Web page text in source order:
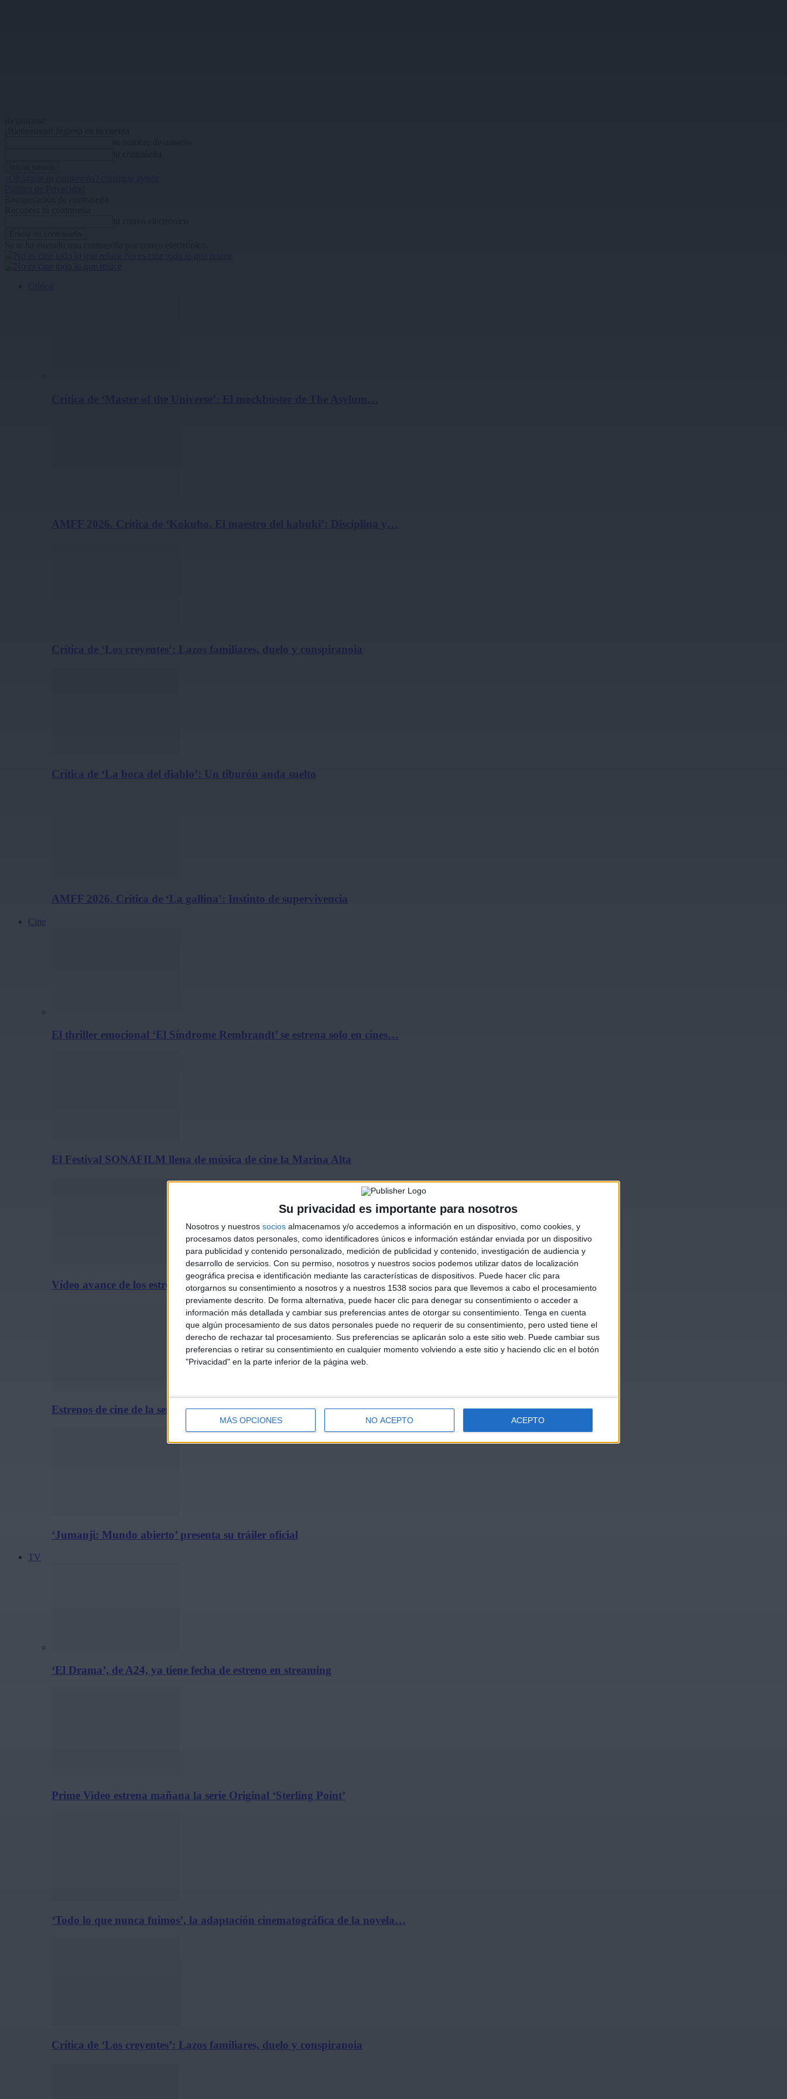
Su privacidad es importante para nosotros
Nosotros y nuestros socios almacenamos y/o accedemos a información en un dispositivo, como cookies, y
procesamos datos personales, como identificadores únicos e información estándar enviada por un dispositivo
para publicidad y contenido personalizado, medición de publicidad y contenido, investigación de audiencia y
desarrollo de servicios. Con su permiso, nosotros y nuestros socios podemos utilizar datos de localización
geográfica precisa e identificación mediante las características de dispositivos. Puede hacer clic para
otorgarnos su consentimiento a nosotros y a nuestros 1538 socios para que llevemos a cabo el procesamiento
previamente descrito. De forma alternativa, puede hacer clic para denegar su consentimiento o acceder a
información más detallada y cambiar sus preferencias antes de otorgar su consentimiento. Tenga en cuenta
que algún procesamiento de sus datos personales puede no requerir de su consentimiento, pero usted tiene el
derecho de rechazar tal procesamiento. Sus preferencias se aplicarán solo a este sitio web. Puede cambiar sus
preferencias o retirar su consentimiento en cualquier momento volviendo a este sitio y haciendo clic en el botón
"Privacidad" en la parte inferior de la página web.
MÁS OPCIONES NO ACEPTO ACEPTO
Crítica de ‘Los creyentes’: Lazos familiares, duelo y conspiranoia
Crítica de ‘La boca del diablo’: Un tiburón anda suelto
AMFF 2026. Crítica de ‘La gallina’: Instinto de supervivencia
Cine
El thriller emocional ‘El Síndrome Rembrandt’ se estrena solo en cines…
El Festival SONAFILM llena de música de cine la Marina Alta
Vídeo avance de los estrenos de cine del 31 de julio…
Estrenos de cine de la semana: 31 de julio de 2026
‘Jumanji: Mundo abierto’ presenta su tráiler oficial
TV
‘El Drama’, de A24, ya tiene fecha de estreno en streaming
Prime Video estrena mañana la serie Original ‘Sterling Point’
‘Todo lo que nunca fuimos’, la adaptación cinematográfica de la novela…
Crítica de ‘Los creyentes’: Lazos familiares, duelo y conspiranoia